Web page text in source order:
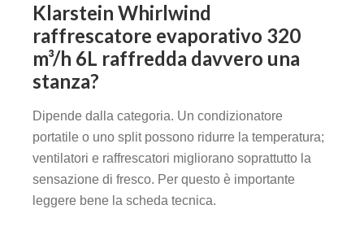
Klarstein Whirlwind
raffrescatore evaporativo 320
m³/h 6L raffredda davvero una
stanza?
Dipende dalla categoria. Un condizionatore
portatile o uno split possono ridurre la temperatura;
ventilatori e raffrescatori migliorano soprattutto la
sensazione di fresco. Per questo è importante
leggere bene la scheda tecnica.